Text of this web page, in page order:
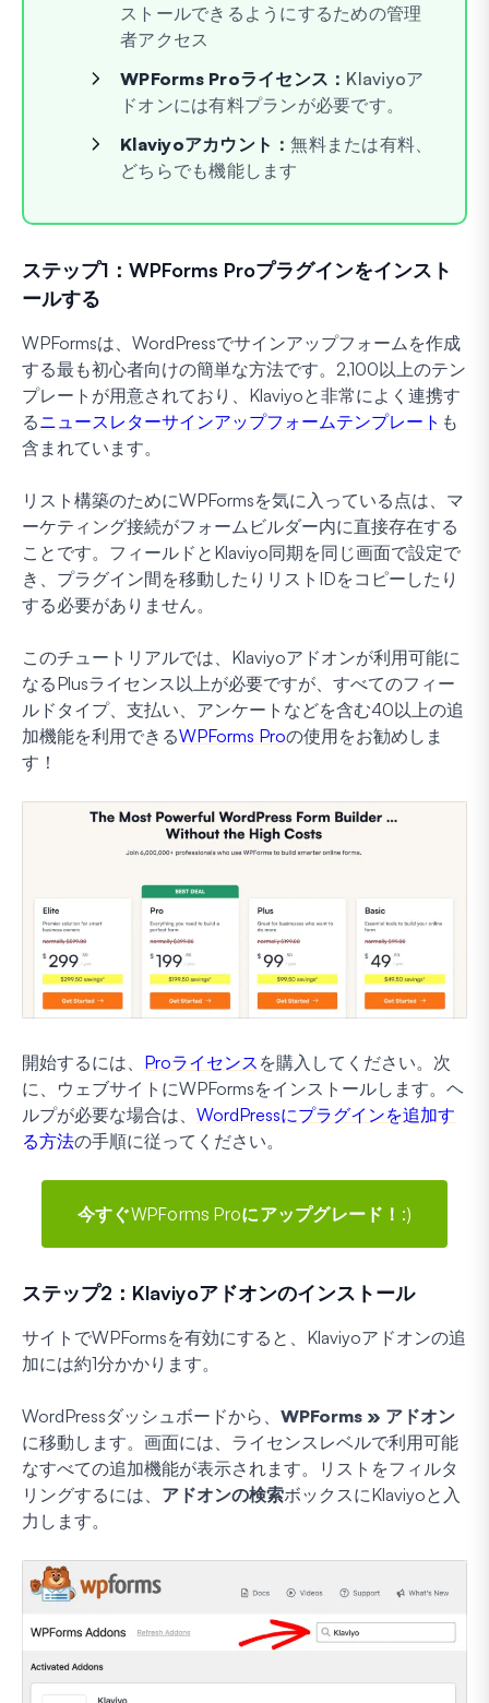
ストールできるようにするための管理
者アクセス
WPForms Proライセンス： Klaviyoア
ドオンには有料プランが必要です。
Klaviyoアカウント：無料または有料、
どちらでも機能します
ステップ1：WPForms Proプラグインをインスト
ールする
WPFormsは、WordPressでサインアップフォームを作成
する最も初心者向けの簡単な方法です。2,100以上のテン
プレートが用意されており、Klaviyoと非常によく連携す
るニュースレターサインアップフォームテンプレート も
含まれています。
リスト構築のためにWPFormsを気に入っている点は、マ
ーケティング接続がフォームビルダー内に直接存在する
ことです。フィールドとKlaviyo同期を同じ画面で設定で
き、プラグイン間を移動したりリストIDをコピーしたり
する必要がありません。
このチュートリアルでは、Klaviyoアドオンが利用可能に
なるPlusライセンス以上が必要ですが、すべてのフィー
ルドタイプ、支払い、アンケートなどを含む40以上の追
加機能を利用できるWPForms Proの使用をお勧めしま
す！
開始するには、 Proライセンス を購入してください。次
に、ウェブサイトにWPFormsをインストールします。ヘ
ルプが必要な場合は、 WordPressにプラグインを追加す
る方法の手順に従ってください。
今すぐWPForms Proにアップグレード！:)
ステップ2：Klaviyoアドオンのインストール
サイトでWPFormsを有効にすると、Klaviyoアドオンの追
加には約1分かかります。
WordPressダッシュボードから、 WPForms » アドオン
に移動します。画面には、ライセンスレベルで利用可能
なすべての追加機能が表示されます。リストをフィルタ
リングするには、 アドオンの検索ボックスにKlaviyoと入
力します。